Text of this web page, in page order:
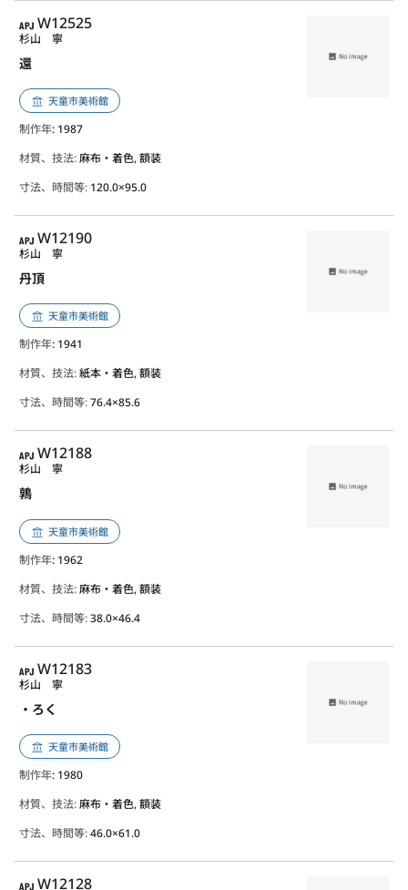
APJ
W12525
還
杉山 寧
天童市美術館
制作年: 1987
材質、技法:麻布・着色, 額装
寸法、時間等: 120.0×95.0
APJ
W12190
丹頂
杉山 寧
天童市美術館
制作年: 1941
材質、技法:紙本・着色, 額装
寸法、時間等:76.4×85.6
APJ
W12188
鶉
杉山 寧
天童市美術館
制作年: 1962
材質、技法:麻布・着色, 額装
寸法、時間等:38.0×46.4
APJ
W12183
・ろく
杉山 寧
天童市美術館
制作年: 1980
材質、技法:麻布・着色, 額装
寸法、時間等:46.0×61.0
APJ
W12128